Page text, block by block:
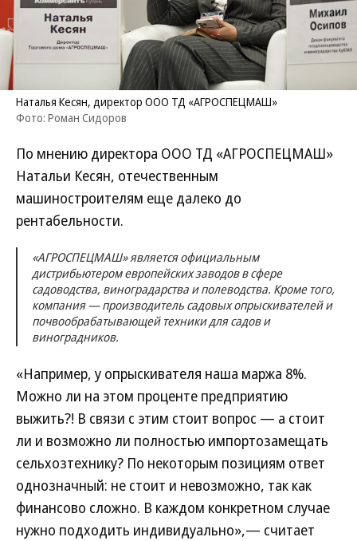
Наталья Кесян, директор ООО ТД «АГРОСПЕЦМАШ»
Фото: Роман Сидоров
По мнению директора ООО ТД «АГРОСПЕЦМАШ»
Натальи Кесян, отечественным
машиностроителям еще далеко до
рентабельности.
«АГРОСПЕЦМАШ» является официальным
дистрибьютером европейских заводов в сфере
садоводства, виноградарства и полеводства. Кроме того,
компания — производитель садовых опрыскивателей и
почвообрабатывающей техники для садов и
виноградников.
«Например, у опрыскивателя наша маржа 8%.
Можно ли на этом проценте предприятию
выжить?! В связи с этим стоит вопрос — а стоит
ли и возможно ли полностью импортозамещать
сельхозтехнику? По некоторым позициям ответ
однозначный: не стоит и невозможно, так как
финансово сложно. В каждом конкретном случае
нужно подходить индивидуально»,— считает